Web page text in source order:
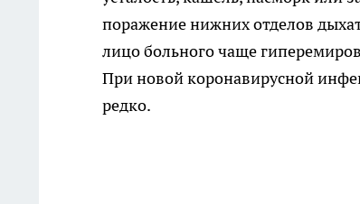
поражение нижних отделов
лицо больного чаще
При новой коронавирусной
редко.